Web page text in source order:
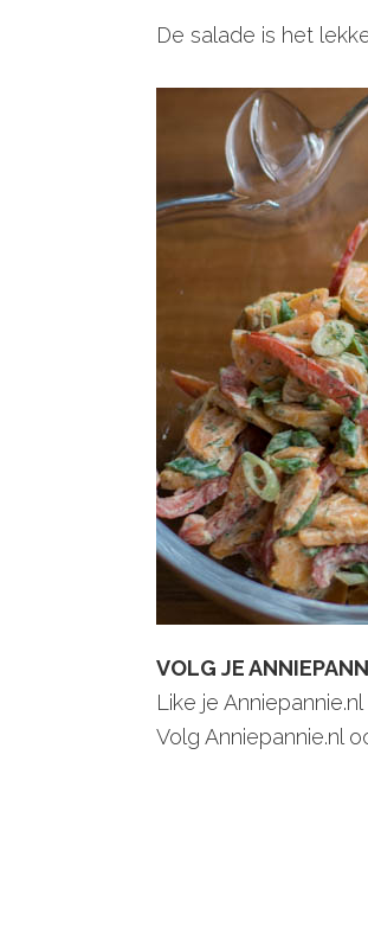
De salade is het
VOLG JE
Like je
Volg Anniepannie.nl